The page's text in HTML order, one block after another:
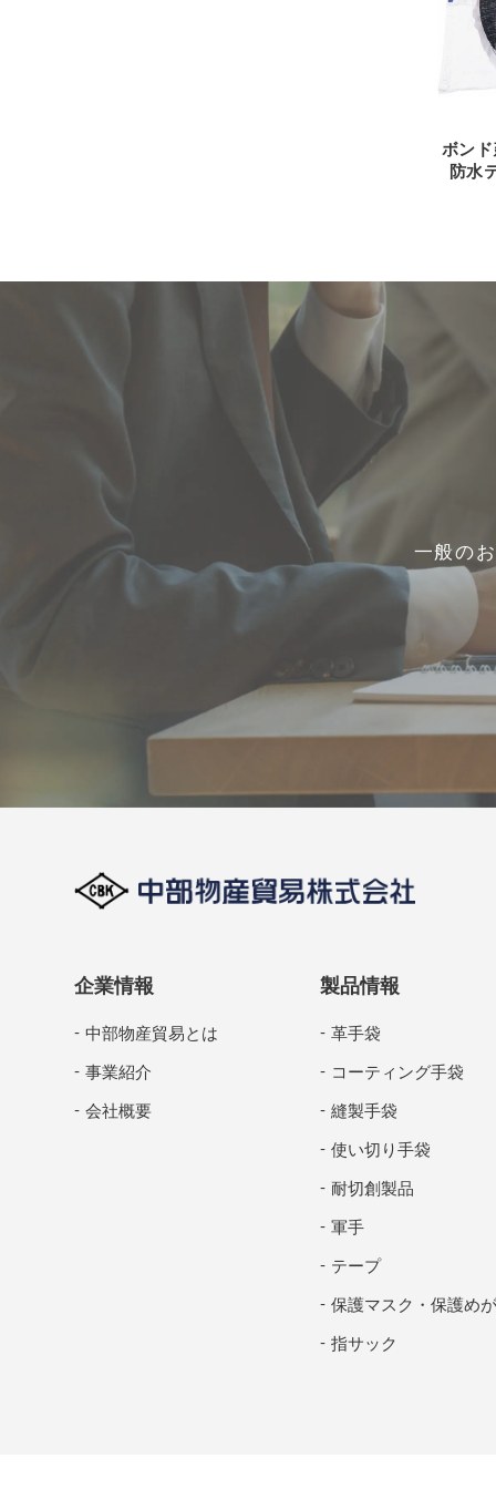
ボン
防水
一般の
企業情報
中部物産貿易とは
事業紹介
会社概要
製品情報
革手袋
コーティング手袋
縫製手袋
使い切り手袋
耐切創製品
軍手
テープ
保護マスク・保護め
指サック